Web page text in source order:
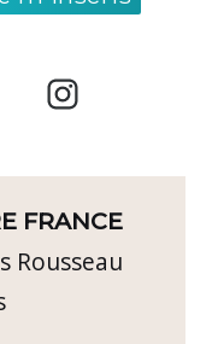
FRANCE
Rousseau